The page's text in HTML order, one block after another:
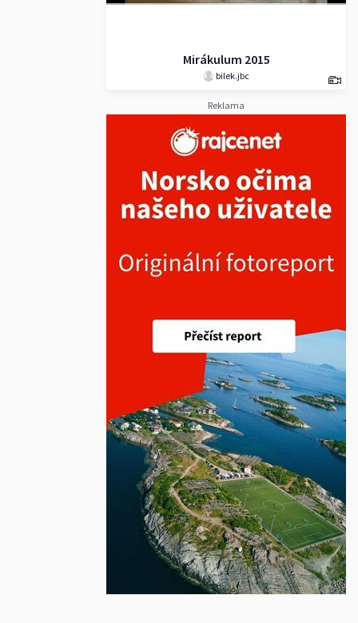
Mirákulum 2015
bilek.jbc
Reklama